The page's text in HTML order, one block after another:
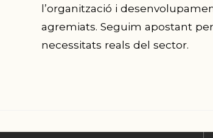
l’organització i
agremiats. Seguim apostant
necessitats reals del sector.